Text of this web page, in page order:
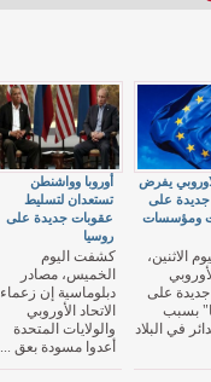
أوروبا وواشنطن
تستعدان لتسليط
عقوبات جديدة على
روسيا
كشفت اليوم
الخميس، مصادر
دبلوماسية إن زعماء
الاتحاد الأوروبي
والولايات المتحدة
أعدوا مسودة بعق ...
يفرض
على
ومؤسسات
الاثنين،
على
بسبب
في البلاد